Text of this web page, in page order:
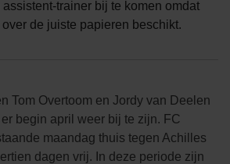
trainer bij te komen omdat
de juiste papieren beschikt.
Tom Overtoom en Jordy van Deelen
begin april weer bij te zijn. FC
maandag thuis tegen Achilles
dagen vrij. In deze periode zijn